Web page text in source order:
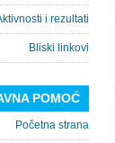
i rezultati
Bliski linkovi
POMOĆ
Početna strana